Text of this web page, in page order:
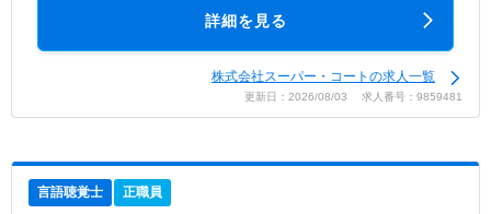
詳細を見る
株式会社スーパー・コートの求人一覧
更新日：2026/08/03 求人番号：9859481
言語聴覚士 正職員